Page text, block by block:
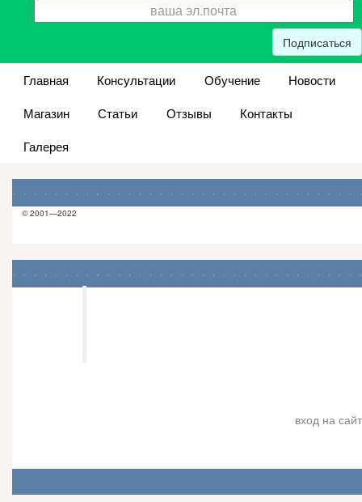
Подписаться
Главная Консультации Обучение
Новости
Магазин
Статьи Отзывы
Контакты
Галерея
© 2001—2022
вход на сайт